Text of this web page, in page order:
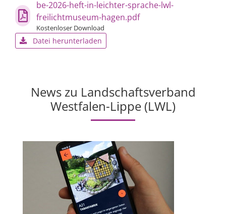
be-2026-heft-in-leichter-sprache-lwl-
freilichtmuseum-hagen.pdf
Kostenloser Download
Datei herunterladen
News zu Landschaftsverband
Westfalen-Lippe (LWL)